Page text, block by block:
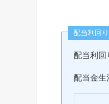
配当利回
配当利回
配当金生